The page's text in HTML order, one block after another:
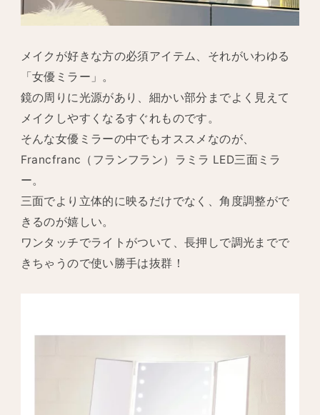
メイクが好きな方の必須アイテム、それがいわゆる
「女優ミラー」。
鏡の周りに光源があり、細かい部分までよく見えて
メイクしやすくなるすぐれものです。
そんな女優ミラーの中でもオススメなのが、
Francfranc（フランフラン）ラミラ LED三面ミラ
ー。
三面でより立体的に映るだけでなく、角度調整がで
きるのが嬉しい。
ワンタッチでライトがついて、長押しで調光までで
きちゃうので使い勝手は抜群！